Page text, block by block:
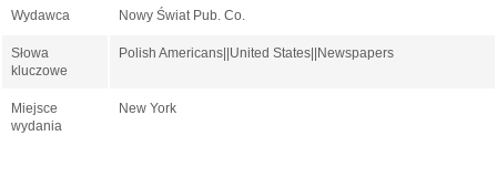
Wydawca Nowy Świat Pub. Co.
Słowa
kluczowe
Polish Americans||United States||Newspapers
Miejsce
wydania
New York